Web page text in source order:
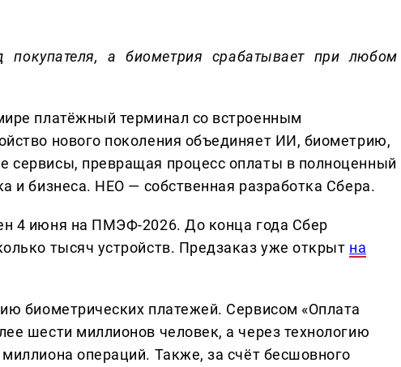
покупателя, а биометрия срабатывает при любом
платёжный терминал со встроенным
нового поколения объединяет ИИ, биометрию,
сервисы, превращая процесс оплаты в полноценный
и бизнеса. НЕО — собственная разработка Сбера.
4 июня на ПМЭФ-2026. До конца года Сбер
тысяч устройств. Предзаказ уже открыт на
биометрических платежей. Сервисом «Оплата
шести миллионов человек, а через технологию
операций. Также, за счёт бесшовного